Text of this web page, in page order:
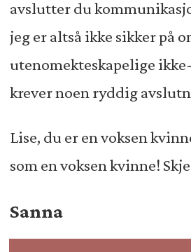
avslutter du
jeg er altså ikke sikker på
utenomekteskapelige
krever noen ryddig
Lise, du er en voksen
som en voksen kvinne!
Sanna